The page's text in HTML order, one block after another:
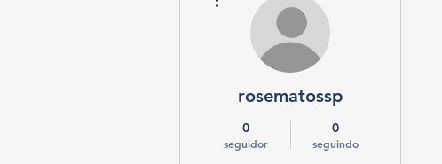
rosematossp
0
seguidor
0
seguindo